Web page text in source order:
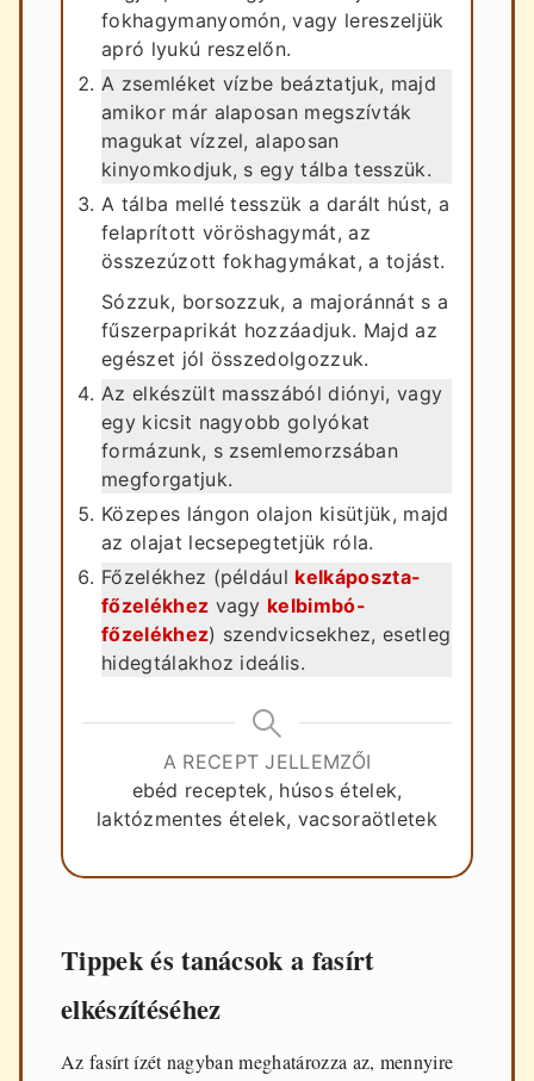
fokhagymanyomón, vagy lereszeljük
apró lyukú reszelőn.
A zsemléket vízbe beáztatjuk, majd
amikor már alaposan megszívták
magukat vízzel, alaposan
kinyomkodjuk, s egy tálba tesszük.
A tálba mellé tesszük a darált húst, a
felaprított vöröshagymát, az
összezúzott fokhagymákat, a tojást.
Sózzuk, borsozzuk, a majoránnát s a
fűszerpaprikát hozzáadjuk. Majd az
egészet jól összedolgozzuk.
Az elkészült masszából diónyi, vagy
egy kicsit nagyobb golyókat
formázunk, s zsemlemorzsában
megforgatjuk.
Közepes lángon olajon kisütjük, majd
az olajat lecsepegtetjük róla.
Főzelékhez (például kelkáposzta-
főzelékhez vagy kelbimbó-
főzelékhez) szendvicsekhez, esetleg
hidegtálakhoz ideális.
A RECEPT JELLEMZŐI
ebéd receptek, húsos ételek,
laktózmentes ételek, vacsoraötletek
Tippek és tanácsok a fasírt
elkészítéséhez
Az fasírt ízét nagyban meghatározza az, mennyire